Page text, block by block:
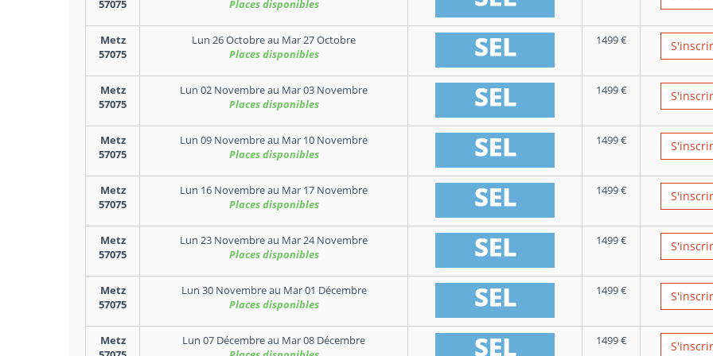
57075
Places disponibles
Metz
57075
Lun 26 Octobreau Mar 27 Octobre
Places disponibles
1499€
Metz
57075
Lun 02 Novembreau Mar 03 Novembre
Places disponibles
1499€
Metz
57075
Lun 09 Novembreau Mar 10 Novembre
Places disponibles
1499€
Metz
57075
Lun 16 Novembreau Mar 17 Novembre
Places disponibles
1499€
Metz
57075
Lun 23 Novembreau Mar 24 Novembre
Places disponibles
1499€
Metz
57075
Lun 30 Novembreau Mar 01 Décembre
Places disponibles
1499€
Metz
Lun 07 Décembreau Mar 08 Décembre
1499€